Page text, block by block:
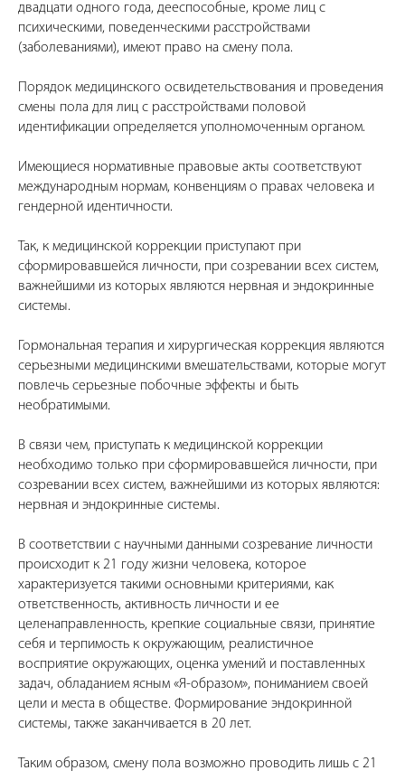
двадцати одного года, дееспособные, кроме лиц с
психическими, поведенческими расстройствами
(заболеваниями), имеют право на смену пола.
Порядок медицинского освидетельствования и проведения
смены пола для лиц с расстройствами половой
идентификации определяется уполномоченным органом.
Имеющиеся нормативные правовые акты соответствуют
международным нормам, конвенциям о правах человека и
гендерной идентичности.
Так, к медицинской коррекции приступают при
сформировавшейся личности, при созревании всех систем,
важнейшими из которых являются нервная и эндокринные
системы.
Гормональная терапия и хирургическая коррекция являются
серьезными медицинскими вмешательствами, которые могут
повлечь серьезные побочные эффекты и быть
необратимыми.
В связи чем, приступать к медицинской коррекции
необходимо только при сформировавшейся личности, при
созревании всех систем, важнейшими из которых являются:
нервная и эндокринные системы.
В соответствии с научными данными созревание личности
происходит к 21 году жизни человека, которое
характеризуется такими основными критериями, как
ответственность, активность личности и ее
целенаправленность, крепкие социальные связи, принятие
себя и терпимость к окружающим, реалистичное
восприятие окружающих, оценка умений и поставленных
задач, обладанием ясным «Я-образом», пониманием своей
цели и места в обществе. Формирование эндокринной
системы, также заканчивается в 20 лет.
Таким образом, смену пола возможно проводить лишь с 21